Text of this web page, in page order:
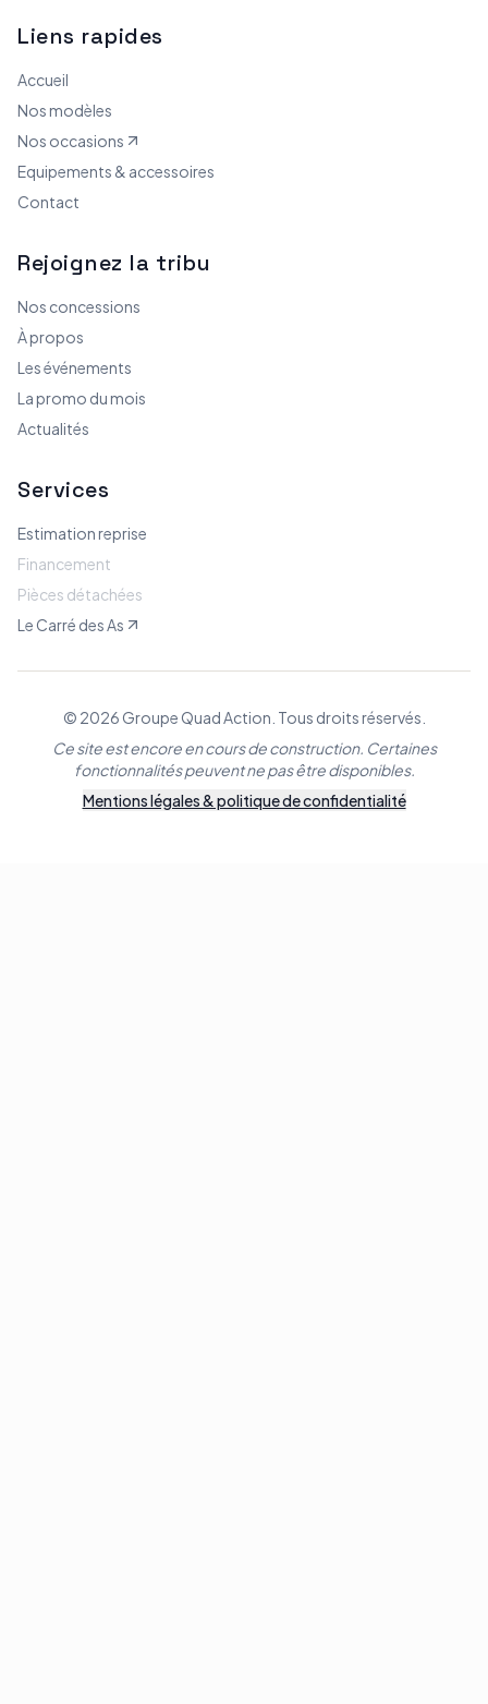
Liens rapides
Accueil
Nos modèles
Nos occasions
Equipements & accessoires
Contact
Rejoignez la tribu
Nos concessions
À propos
Les événements
La promo du mois
Actualités
Services
Estimation reprise
Financement
Pièces détachées
Le Carré des As
© 2026 Groupe Quad Action. Tous droits réservés.
Ce site est encore en cours de construction. Certaines
fonctionnalités peuvent ne pas être disponibles.
Mentions légales & politique de confidentialité